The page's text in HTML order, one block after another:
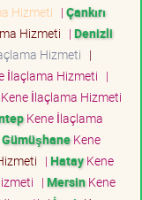
Hizmeti | Çankırı
Hizmeti | Denizli
Hizmeti |
İlaçlama Hizmeti |
İlaçlama Hizmeti
Kene İlaçlama
GümüşhaneKene
| HatayKene
| MersinKene